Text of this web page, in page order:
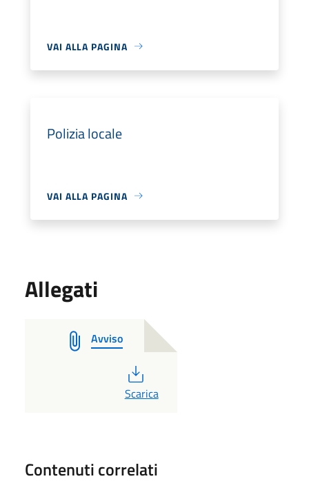
VAI ALLA PAGINA
Polizia locale
VAI ALLA PAGINA
Allegati
Avviso
PDF
Scarica
Contenuti correlati